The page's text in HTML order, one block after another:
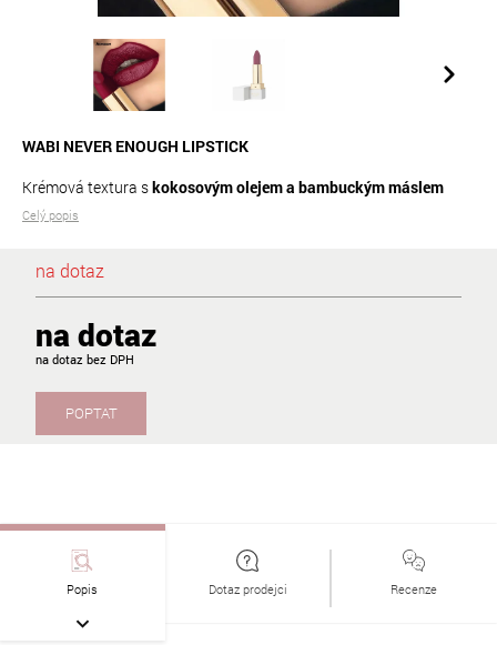
WABI NEVER ENOUGH LIPSTICK
Krémová textura skokosovým olejem a bambuckým máslem
Celý popis
na dotaz
na dotaz
na dotaz
POPTAT
Popis Dotaz prodejci Recenze